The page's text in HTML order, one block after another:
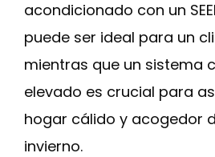
acondicionado con un
puede ser ideal para un
mientras que un sistema
elevado es crucial para
hogar cálido y acogedor
invierno.